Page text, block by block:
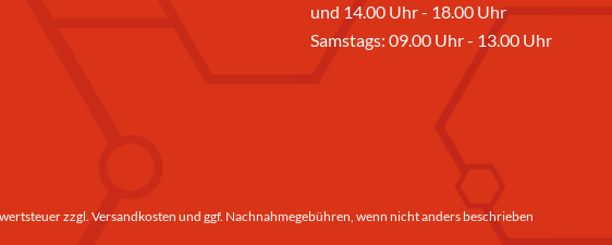
und 14.00 Uhr - 18.00 Uhr
Samstags: 09.00 Uhr - 13.00 Uhr
zzgl. Versandkosten und ggf. Nachnahmegebühren, wenn nicht anders beschrieben